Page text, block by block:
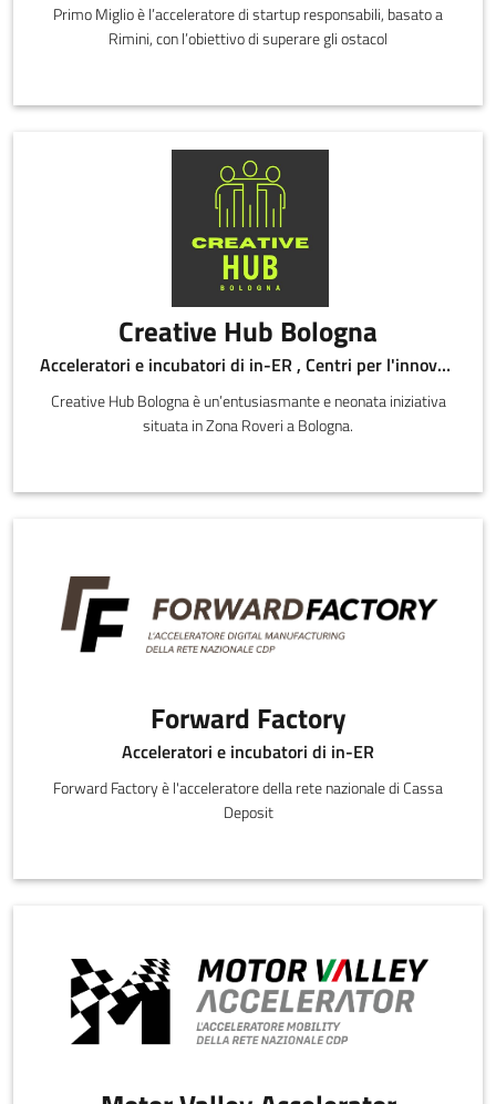
Primo Miglio è l’acceleratore di startup responsabili, basato a
Rimini, con l’obiettivo di superare gli ostacol
Creative Hub Bologna
Acceleratori e incubatori di in-ER , Centri per l'innovazione
Creative Hub Bologna è un’entusiasmante e neonata iniziativa
situata in Zona Roveri a Bologna.
Forward Factory
Acceleratori e incubatori di in-ER
Forward Factory è l'acceleratore della rete nazionale di Cassa
Deposit